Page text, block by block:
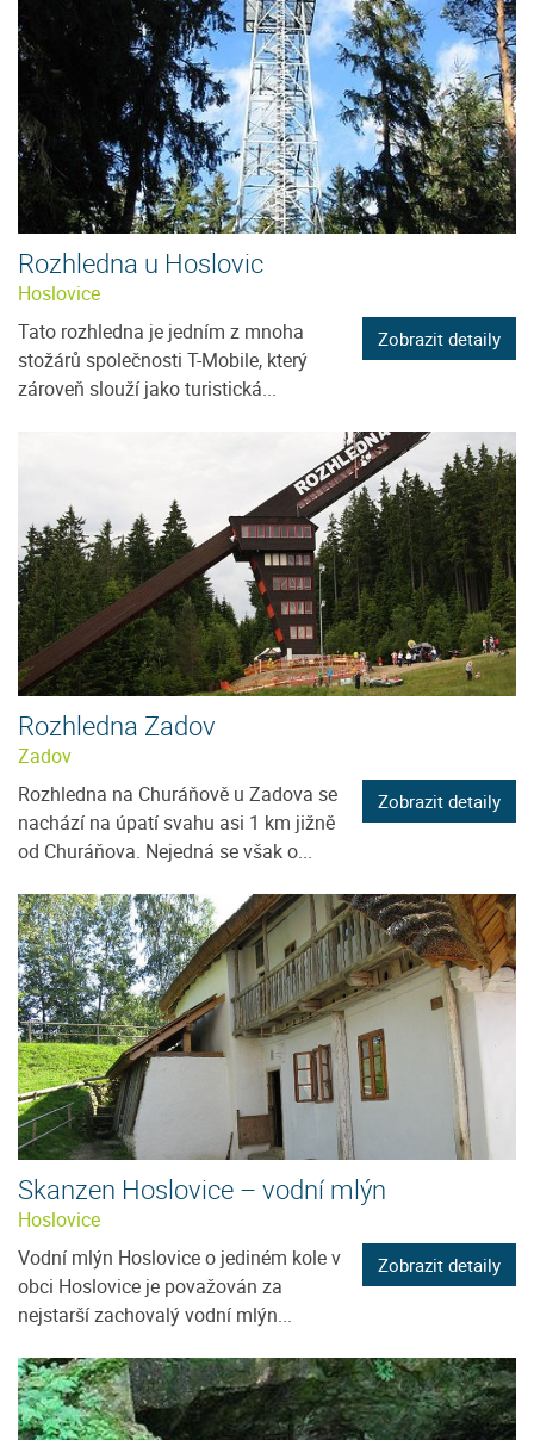
Rozhledna u Hoslovic
Hoslovice
Tato rozhledna je jedním z mnoha
stožárů společnosti T-Mobile, který
zároveň slouží jako turistická...
Zobrazit detaily
Rozhledna Zadov
Zadov
Rozhledna na Churáňově u Zadova se
nachází na úpatí svahu asi 1 km jižně
od Churáňova. Nejedná se však o...
Zobrazit detaily
Skanzen Hoslovice – vodní mlýn
Hoslovice
Vodní mlýn Hoslovice o jediném kole v
obci Hoslovice je považován za
nejstarší zachovalý vodní mlýn...
Zobrazit detaily